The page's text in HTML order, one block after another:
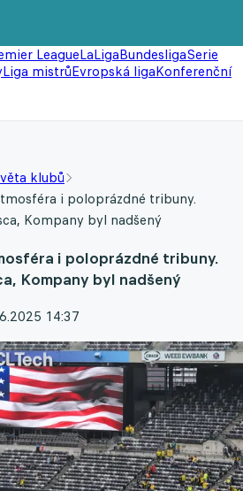
LeagueLaLigaBundesligaSerie
Liga mistrůEvropská ligaKonferenční
klubů
i poloprázdné tribuny.
Kompany byl nadšený
i poloprázdné tribuny.
Kompany byl nadšený
14:37